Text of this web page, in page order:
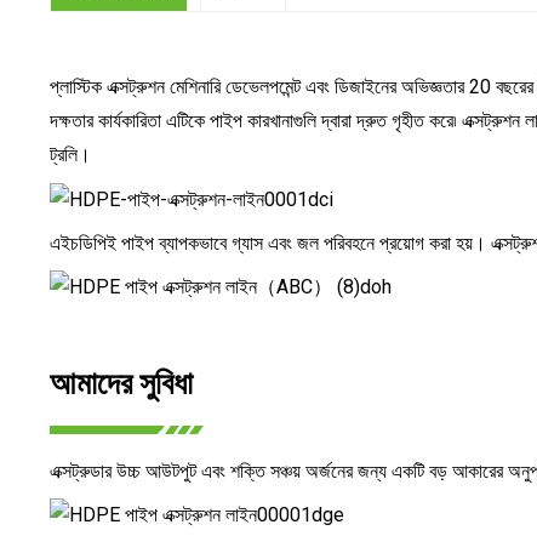
প্লাস্টিক এক্সট্রুশন মেশিনারি ডেভেলপমেন্ট এবং ডিজাইনের অভিজ্ঞতার 20
দক্ষতার কার্যকারিতা এটিকে পাইপ কারখানাগুলি দ্বারা দ্রুত গৃহীত করে৷
ট্রলি।
এইচডিপিই পাইপ ব্যাপকভাবে গ্যাস এবং জল পরিবহনে প্রয়োগ করা হয়।
আমাদের সুবিধা
এক্সট্রুডার উচ্চ আউটপুট এবং শক্তি সঞ্চয় অর্জনের জন্য একটি বড় আকারের